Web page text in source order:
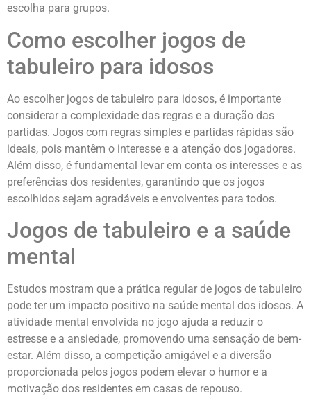
escolha para grupos.
Como escolher jogos de
tabuleiro para idosos
Ao escolher jogos de tabuleiro para idosos, é importante
considerar a complexidade das regras e a duração das
partidas. Jogos com regras simples e partidas rápidas são
ideais, pois mantêm o interesse e a atenção dos jogadores.
Além disso, é fundamental levar em conta os interesses e as
preferências dos residentes, garantindo que os jogos
escolhidos sejam agradáveis e envolventes para todos.
Jogos de tabuleiro e a saúde
mental
Estudos mostram que a prática regular de jogos de tabuleiro
pode ter um impacto positivo na saúde mental dos idosos. A
atividade mental envolvida no jogo ajuda a reduzir o
estresse e a ansiedade, promovendo uma sensação de bem-
estar. Além disso, a competição amigável e a diversão
proporcionada pelos jogos podem elevar o humor e a
motivação dos residentes em casas de repouso.